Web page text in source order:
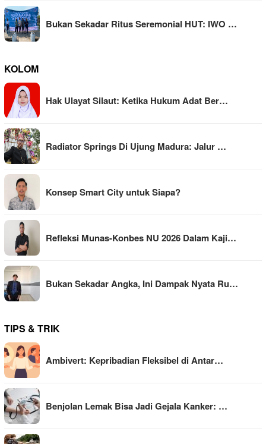
Bukan Sekadar Ritus Seremonial HUT: IWO …
KOLOM
Hak Ulayat Silaut: Ketika Hukum Adat Ber…
Radiator Springs Di Ujung Madura: Jalur …
Konsep Smart City untuk Siapa?
Refleksi Munas-Konbes NU 2026 Dalam Kaji…
Bukan Sekadar Angka, Ini Dampak Nyata Ru…
TIPS & TRIK
Ambivert: Kepribadian Fleksibel di Antar…
Benjolan Lemak Bisa Jadi Gejala Kanker: …